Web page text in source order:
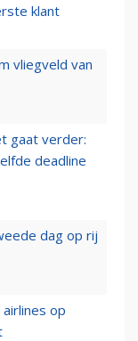
klant
vliegveld van
gaat verder:
deadline
dag op rij
op